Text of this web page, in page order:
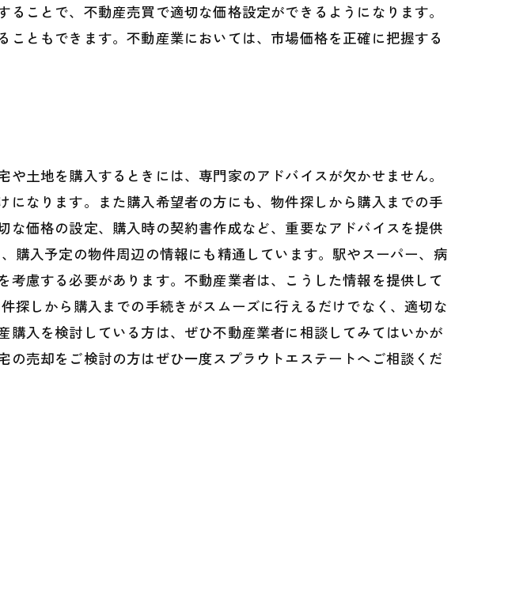
ことで、不動産売買で適切な価格設定ができるようになります。
ともできます。不動産業においては、市場価格を正確に把握する
土地を購入するときには、専門家のアドバイスが欠かせません。
なります。また購入希望者の方にも、物件探しから購入までの手
価格の設定、購入時の契約書作成など、重要なアドバイスを提供
購入予定の物件周辺の情報にも精通しています。駅やスーパー、病
慮する必要があります。不動産業者は、こうした情報を提供して
探しから購入までの手続きがスムーズに行えるだけでなく、適切な
入を検討している方は、ぜひ不動産業者に相談してみてはいかが
売却をご検討の方はぜひ一度スプラウトエステートへご相談くだ